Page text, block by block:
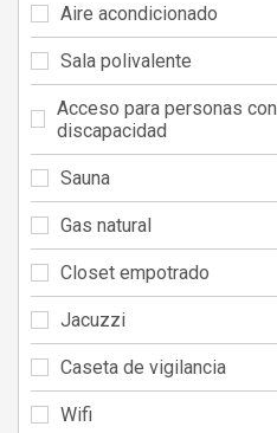
Aire acondicionado
Sala polivalente
Acceso para personas con
discapacidad
Sauna
Gas natural
Closet empotrado
Jacuzzi
Caseta de vigilancia
Wifi